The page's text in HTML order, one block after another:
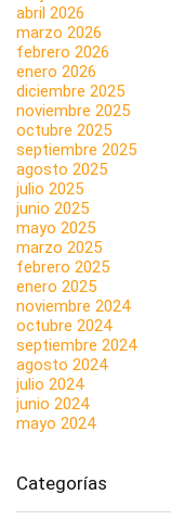
abril 2026
marzo 2026
febrero 2026
enero 2026
diciembre 2025
noviembre 2025
octubre 2025
septiembre 2025
agosto 2025
julio 2025
junio 2025
mayo 2025
marzo 2025
febrero 2025
enero 2025
noviembre 2024
octubre 2024
septiembre 2024
agosto 2024
julio 2024
junio 2024
mayo 2024
Categorías